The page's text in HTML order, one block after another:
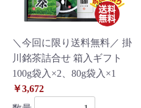
＼今回に限り送料無料／ 掛
川銘茶詰合せ 箱入ギフト
100g袋入×2、80g袋入×1
￥3,672